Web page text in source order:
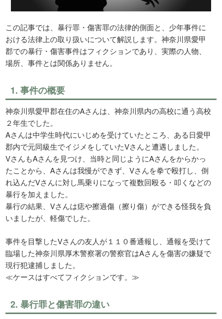
この記事では、暴行罪・傷害罪の法律的側面と、少年事件に
おける法律上の取り扱いについて解説します。神奈川県愛甲
郡での暴行・傷害事件はフィクションであり、実際の人物、
場所、事件とは関係ありません。
1. 事件の概要
神奈川県愛甲郡在住のAさんは、神奈川県内の高校に通う高校
２年生でした。
Aさんは中学生時代にいじめを受けていたところ、ある日愛甲
郡内で元同級生でイジメをしていたVさんと遭遇しました。
VさんもAさんを見つけ、当時と同じようにAさんをからかっ
たことから、Aさんは我慢ができず、Vさんを拳で殴打し、倒
れ込んだVさんに対し馬乗りになって複数回殴る・叩くなどの
暴行を加えました。
暴行の結果、Vさんは痣や擦過傷（擦り傷）ができる怪我を負
いましたが、軽傷でした。
事件を目撃したVさんの友人が１１０番通報し、通報を受けて
臨場した神奈川県厚木警察署の警察官はAさんを傷害の嫌疑で
現行犯逮捕しました。
≪ケースはすべてフィクションです。≫
2. 暴行罪と傷害罪の違い